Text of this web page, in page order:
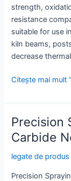
strength,
resistance
suitable for use
kiln beams,
decrease thermal
Superior
with
Reaction
Bonded
SiC
Citește mai mult "
Precision
Carbide
legate de produs
Precision